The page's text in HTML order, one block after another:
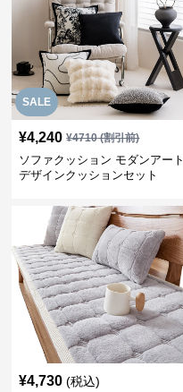
SALE
¥4,240 ¥4710(割引前)
ソファクッション モダンアート
デザインクッションセット
¥4,730 (税込)